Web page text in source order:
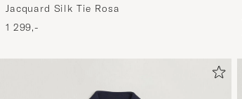
Jacquard Silk Tie Rosa
1 299,-